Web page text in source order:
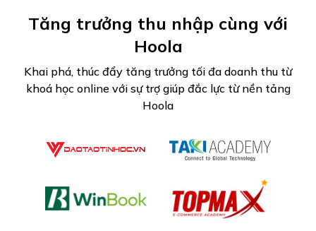
Tăng trưởng thu nhập cùng với
Hoola
Khai phá, thúc đẩy tăng trưởng tối đa doanh thu từ
khoá học online với sự trợ giúp đắc lực từ nền tảng
Hoola